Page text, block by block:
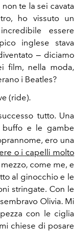
te la sei cavata
ho vissuto un
essere
inglese stava
‒ diciamo
film, nella moda,
i Beatles?
(ride).
tutto. Una
buffo e le gambe
ero una
o i capelli molto
come me, e
al ginocchio e le
stringate. Con le
Olivia. Mi
con le ciglia
chiese di posare